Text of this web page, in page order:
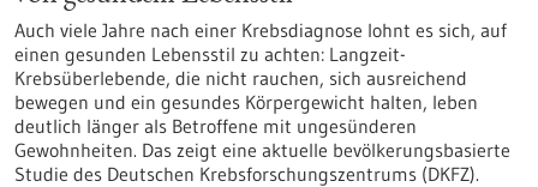
Auch viele Jahre nach einer Krebsdiagnose lohnt es sich, auf
einen gesunden Lebensstil zu achten: Langzeit-
Krebsüberlebende, die nicht rauchen, sich ausreichend
bewegen und ein gesundes Körpergewicht halten, leben
deutlich länger als Betroffene mit ungesünderen
Gewohnheiten. Das zeigt eine aktuelle bevölkerungsbasierte
Studie des Deutschen Krebsforschungszentrums (DKFZ).